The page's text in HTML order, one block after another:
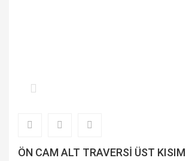
ÖN CAM ALT TRAVERSİ ÜST KISIM